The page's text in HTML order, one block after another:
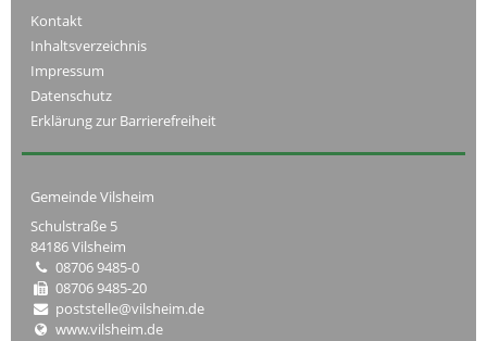
Kontakt
Inhaltsverzeichnis
Impressum
Datenschutz
Erklärung zur Barrierefreiheit
Gemeinde Vilsheim
Schulstraße 5
84186 Vilsheim
08706 9485-0
08706 9485-20
poststelle@vilsheim.de
www.vilsheim.de